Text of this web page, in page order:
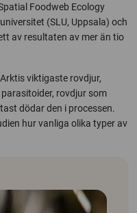
Foodweb Ecology
(SLU, Uppsala) och
av resultaten av mer än tio
viktigaste rovdjur,
rovdjur som
dödar den i processen.
hur vanliga olika typer av